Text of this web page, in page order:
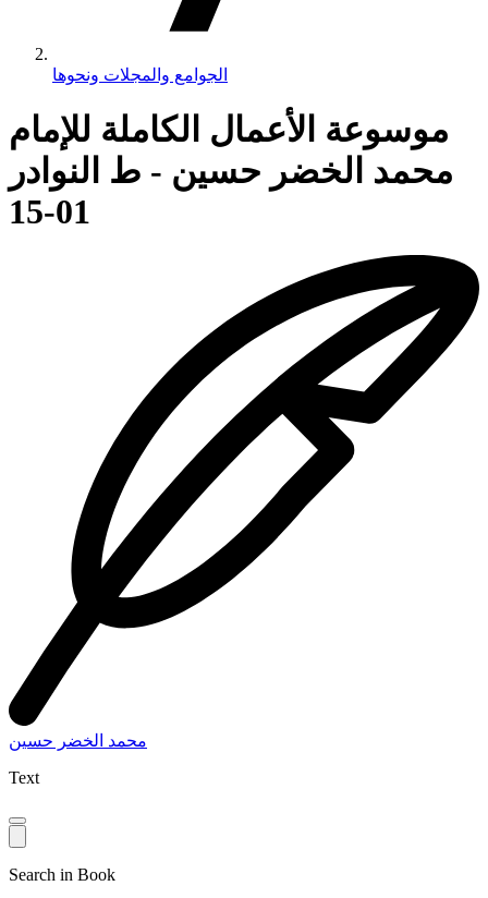
الجوامع والمجلات ونحوها
موسوعة الأعمال الكاملة للإمام
محمد الخضر حسين - ط النوادر
01-15
محمد الخضر حسين
Text
Search in Book